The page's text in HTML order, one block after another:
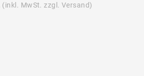
(inkl. MwSt. zzgl. Versand)